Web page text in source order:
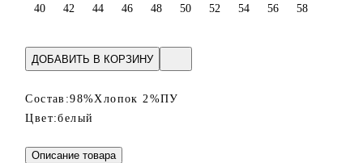
40
42 44 46 48 50 52 54 56 58
ДОБАВИТЬ В КОРЗИНУ
Состав:98%Хлопок 2%ПУ
Цвет:белый
Описание товара